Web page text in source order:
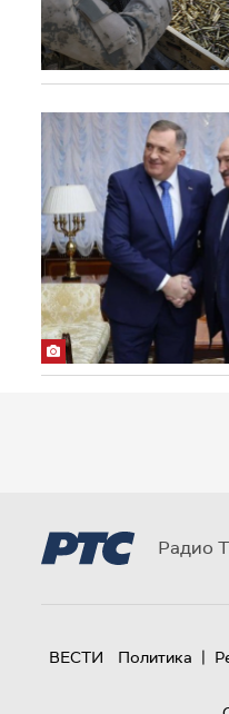
Радио
ВЕСТИ Политика |